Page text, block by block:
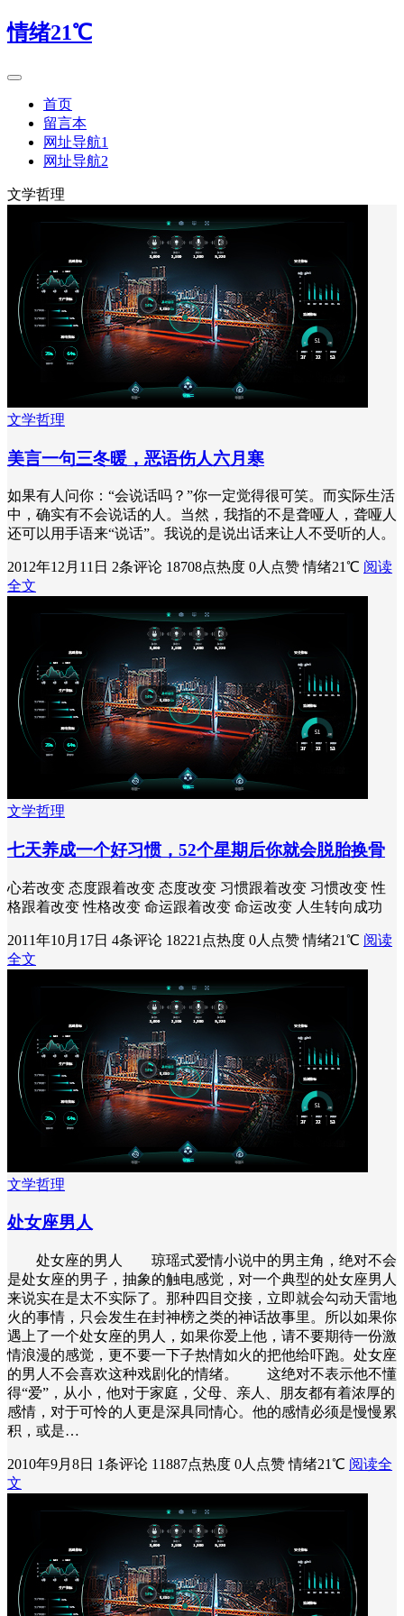
情绪21℃
首页
留言本
网址导航1
网址导航2
文学哲理
文学哲理
美言一句三冬暖，恶语伤人六月寒
如果有人问你：“会说话吗？”你一定觉得很可笑。而实际生活
中，确实有不会说话的人。当然，我指的不是聋哑人，聋哑人
还可以用手语来“说话”。我说的是说出话来让人不受听的人。
2012年12月11日 2条评论 18708点热度 0人点赞 情绪21℃ 阅读
全文
文学哲理
七天养成一个好习惯，52个星期后你就会脱胎换骨
心若改变 态度跟着改变 态度改变 习惯跟着改变 习惯改变 性
格跟着改变 性格改变 命运跟着改变 命运改变 人生转向成功
2011年10月17日 4条评论 18221点热度 0人点赞 情绪21℃ 阅读
全文
文学哲理
处女座男人
处女座的男人 琼瑶式爱情小说中的男主角，绝对不会
是处女座的男子，抽象的触电感觉，对一个典型的处女座男人
来说实在是太不实际了。那种四目交接，立即就会勾动天雷地
火的事情，只会发生在封神榜之类的神话故事里。所以如果你
遇上了一个处女座的男人，如果你爱上他，请不要期待一份激
情浪漫的感觉，更不要一下子热情如火的把他给吓跑。处女座
的男人不会喜欢这种戏剧化的情绪。 这绝对不表示他不懂
得“爱”，从小，他对于家庭，父母、亲人、朋友都有着浓厚的
感情，对于可怜的人更是深具同情心。他的感情必须是慢慢累
积，或是…
2010年9月8日 1条评论 11887点热度 0人点赞 情绪21℃ 阅读全
文